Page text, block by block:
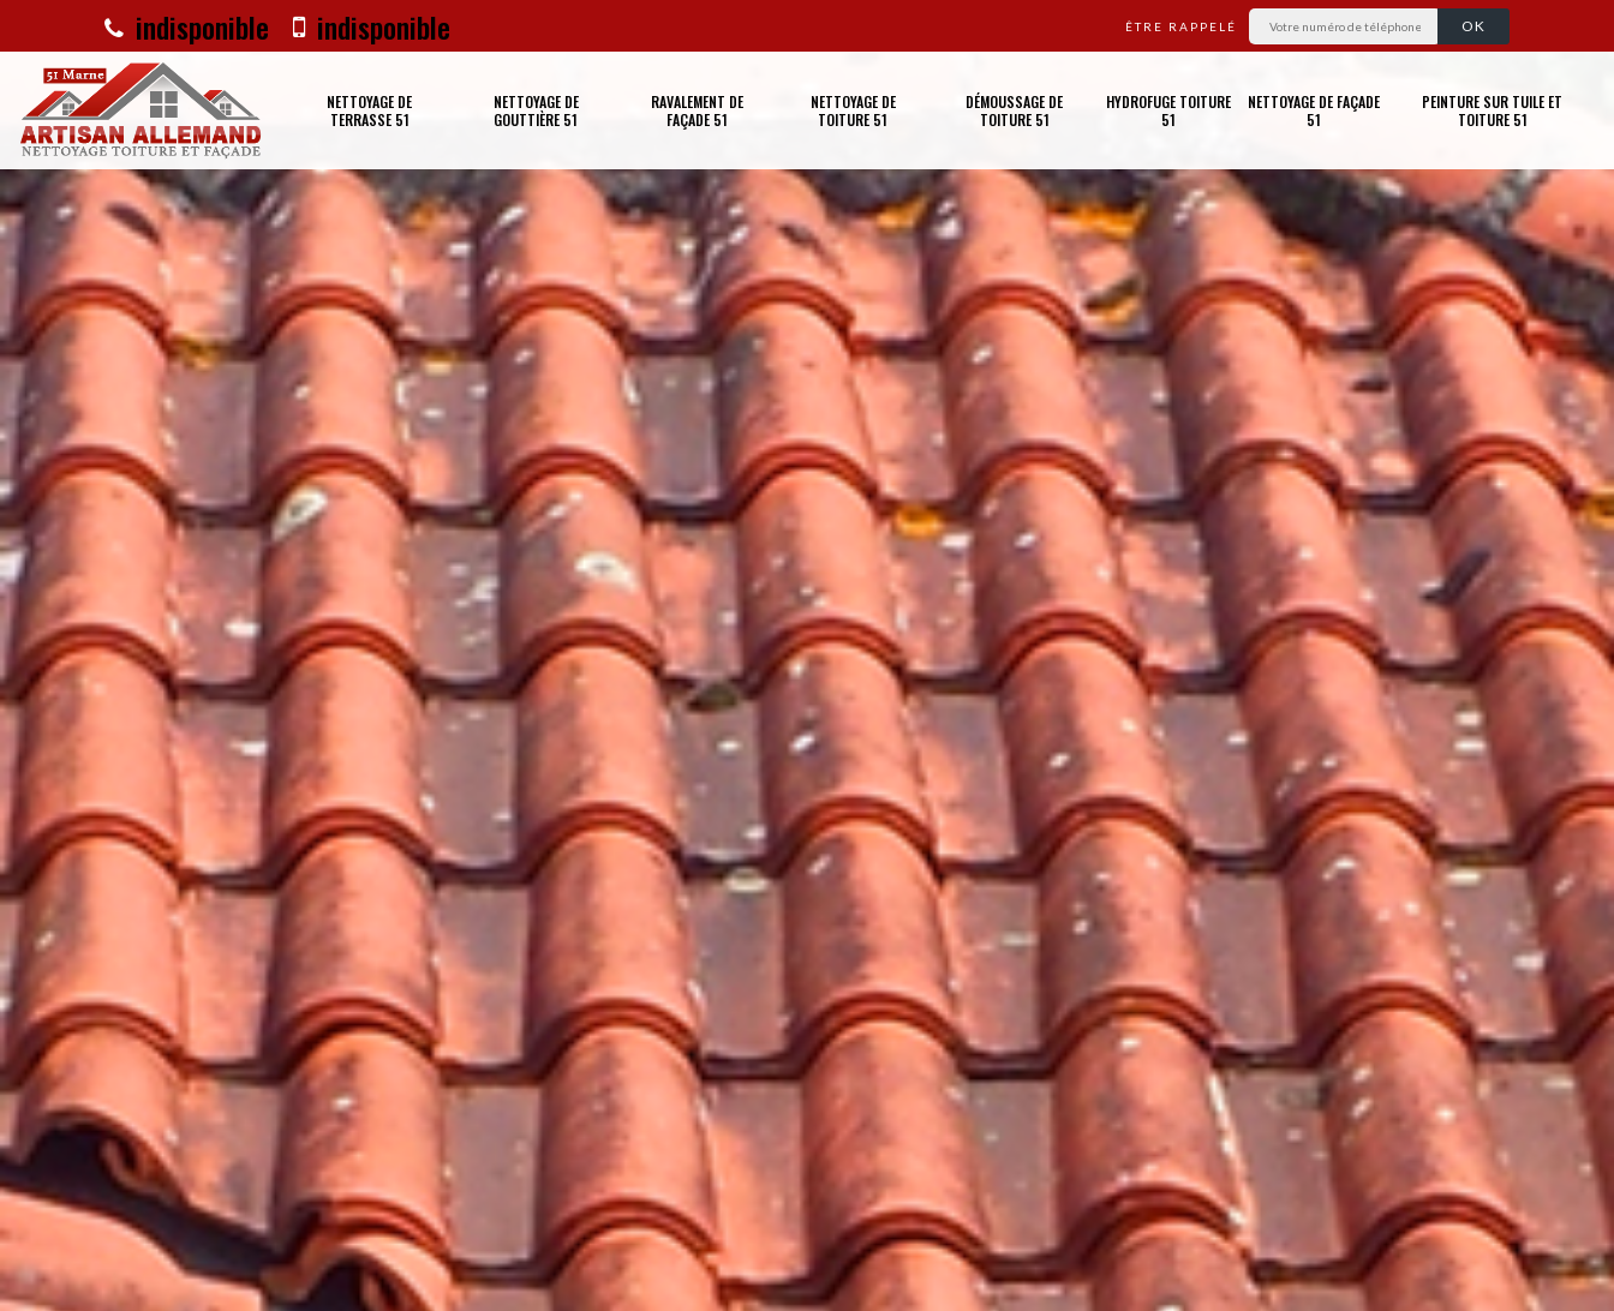
indisponible indisponible ÊTRE RAPPELÉ
NETTOYAGE DE
TERRASSE 51
NETTOYAGE DE
GOUTTIÈRE 51
RAVALEMENT DE
FAÇADE 51
NETTOYAGE DE
TOITURE 51
DÉMOUSSAGE DE
TOITURE 51
HYDROFUGE TOITURE
51
NETTOYAGE DE FAÇADE
51
PEINTURE SUR TUILE ET
TOITURE 51